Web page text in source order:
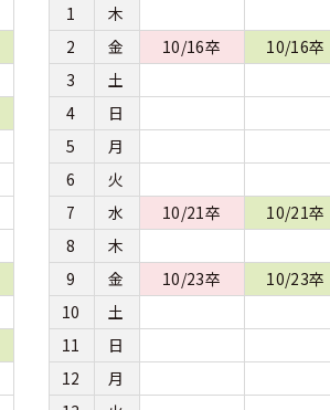
1
木
2
金 10/16卒
10/16卒
3
土
4
日
5
月
6
火
7
水 10/21卒
10/21卒
8
木
9
金 10/23卒
10/23卒
10
土
11
日
12
月